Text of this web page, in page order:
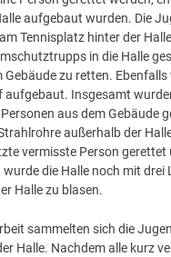
aufgebaut wurden. Die
Tennisplatz hinter der
in die Halle
Gebäude zu retten.
aufgebaut. Insgesamt
aus dem Gebäude
außerhalb der
vermisste Person gerettet
die Halle noch mit
Halle zu blasen.
sammelten sich die
Halle. Nachdem alle kurz